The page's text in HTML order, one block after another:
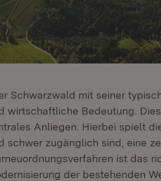
Schwarzwald mit seiner
wirtschaftliche Bedeutung.
Anliegen. Hierbei spielt
schwer zugänglich sind, eine
ist das
der bestehenden